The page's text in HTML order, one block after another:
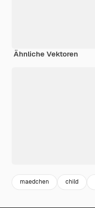
Ähnliche Vektoren
maedchen child